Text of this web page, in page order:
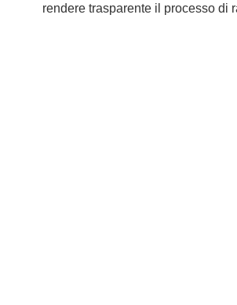
rendere trasparente il processo di